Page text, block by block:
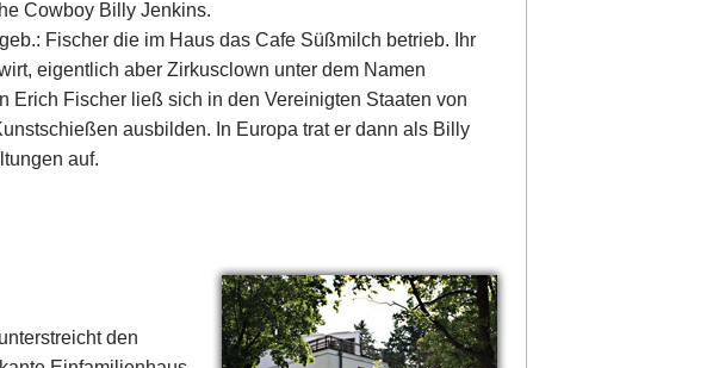
Cowboy Billy Jenkins.
Fischer die im Haus das Cafe Süßmilch betrieb. Ihr
eigentlich aber Zirkusclown unter dem Namen
Erich Fischer ließ sich in den Vereinigten Staaten von
ausbilden. In Europa trat er dann als Billy
auf.
den